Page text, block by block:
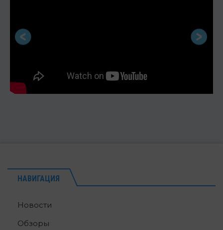
НАВИГАЦИЯ
Новости
Обзоры